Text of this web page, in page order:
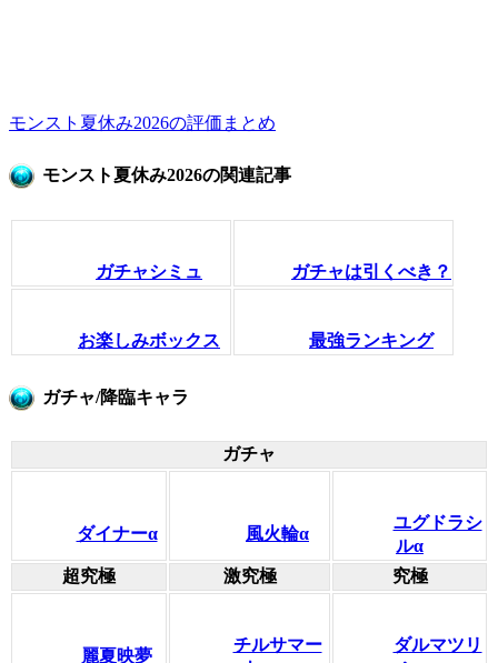
モンスト夏休み2026の評価まとめ
モンスト夏休み2026の関連記事
ガチャシミュ ガチャは引くべき？
お楽しみボックス 最強ランキング
ガチャ/降臨キャラ
ガチャ
ダイナーα 風火輪α
ユグドラシ
ルα
超究極
激究極 究極
麗夏映夢
チルサマー
ダルマツリ